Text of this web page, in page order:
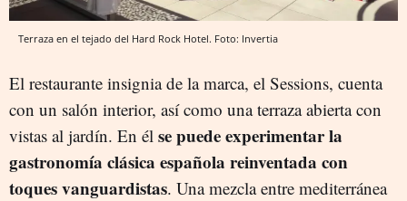
Terraza en el tejado del Hard Rock Hotel. Foto: Invertia
El restaurante insignia de la marca, el Sessions, cuenta
con un salón interior, así como una terraza abierta con
vistas al jardín. En él se puede experimentar la
gastronomía clásica española reinventada con
toques vanguardistas. Una mezcla entre mediterránea